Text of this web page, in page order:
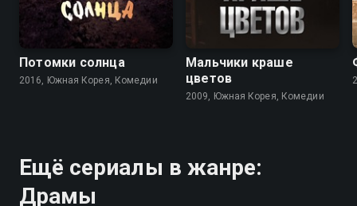
8.5 8.2
Потомки солнца
2016, Южная Корея, Комедии
7.7
Мальчики краше
цветов
2009, Южная Корея, Комедии
Ещё сериалы в жанре:
Драмы